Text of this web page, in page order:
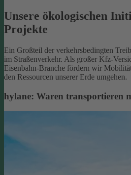
Unsere ökologischen
Projekte
Ein Großteil der verkehrsbedingten
im Straßenverkehr. Als großer Kfz-
Eisenbahn-Branche fördern wir
den Ressourcen unserer Erde umgehen.
hylane: Waren transportieren